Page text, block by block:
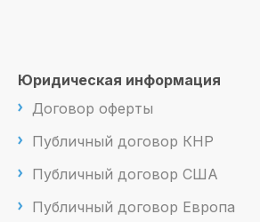
Юридическая информация
Договор оферты
Публичный договор КНР
Публичный договор США
Публичный договор Европа